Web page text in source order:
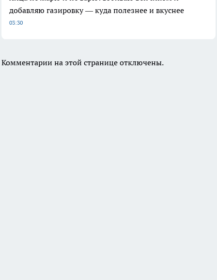
добавляю газировку — куда полезнее и вкуснее
03:30
Комментарии на этой странице отключены.